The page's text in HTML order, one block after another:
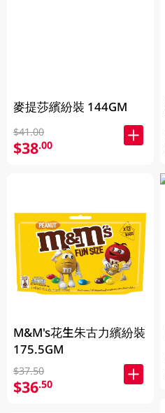
麥提莎繽紛裝 144GM
$41.00
$38.00
M&M's花生朱古力繽紛裝
175.5GM
$37.50
$36.50